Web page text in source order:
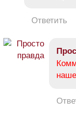
Ответить